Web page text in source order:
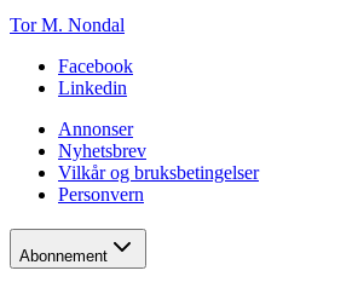
Tor M. Nondal
Facebook
Linkedin
Annonser
Nyhetsbrev
Vilkår og bruksbetingelser
Personvern
Abonnement